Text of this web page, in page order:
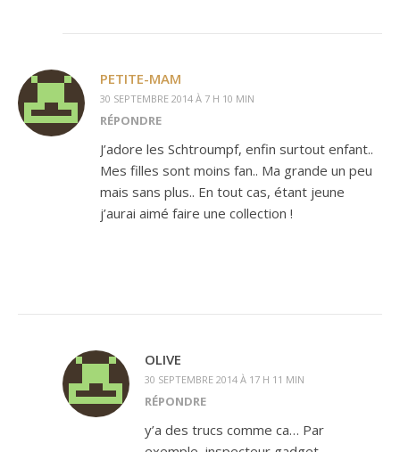
PETITE-MAM
30 SEPTEMBRE 2014 À 7 H 10 MIN
RÉPONDRE
J’adore les Schtroumpf, enfin surtout enfant..
Mes filles sont moins fan.. Ma grande un peu
mais sans plus.. En tout cas, étant jeune
j’aurai aimé faire une collection !
OLIVE
30 SEPTEMBRE 2014 À 17 H 11 MIN
RÉPONDRE
y’a des trucs comme ca… Par